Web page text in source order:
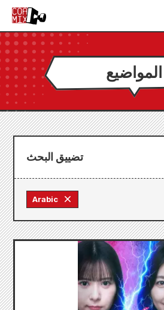
المواضيع
تضييق البحث
Arabic